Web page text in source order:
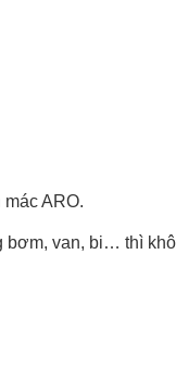
ARO.
van, bi… thì